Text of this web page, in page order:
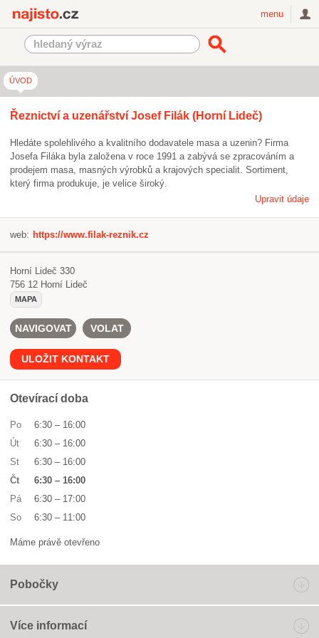
menu
ÚVOD
Řeznictví a uzenářství Josef Filák (Horní Lideč)
Hledáte spolehlivého a kvalitního dodavatele masa a uzenin? Firma
Josefa Filáka byla založena v roce 1991 a zabývá se zpracováním a
prodejem masa, masných výrobků a krajových specialit. Sortiment,
který firma produkuje, je velice široký.
Upravit údaje
web: https://www.filak-reznik.cz
Horní Lideč 330
756 12 Horní Lideč
MAPA
NAVIGOVAT VOLAT
ULOŽIT KONTAKT
Otevírací doba
Po 6:30 – 16:00
Út
6:30 – 16:00
St
6:30 – 16:00
Čt
6:30 – 16:00
Pá
6:30 – 17:00
So
6:30 – 11:00
Máme právě otevřeno
Pobočky
Více informací